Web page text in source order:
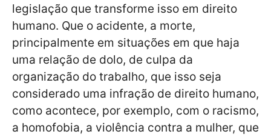
legislação que transforme isso em direito
humano. Que o acidente, a morte,
principalmente em situações em que haja
uma relação de dolo, de culpa da
organização do trabalho, que isso seja
considerado uma infração de direito humano,
como acontece, por exemplo, com o racismo,
a homofobia, a violência contra a mulher, que